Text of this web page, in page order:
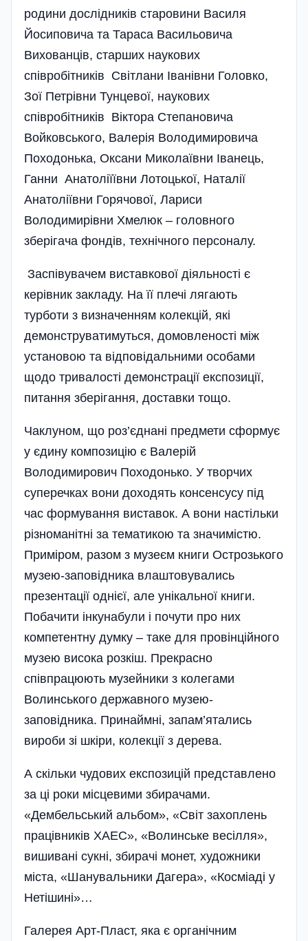
родини дослідників старовини Василя
Йосиповича та Тараса Васильовича
Вихованців, старших наукових
співробітників Світлани Іванівни Головко,
Зої Петрівни Тунцевої, наукових
співробітників Віктора Степановича
Войковського, Валерія Володимировича
Походонька, Оксани Миколаївни Іванець,
Ганни Анатоліїївни Лотоцької, Наталії
Анатоліївни Горячової, Лариси
Володимирівни Хмелюк – головного
зберігача фондів, технічного персоналу.
Заспівувачем виставкової діяльності є
керівник закладу. На її плечі лягають
турботи з визначенням колекцій, які
демонструватимуться, домовленості між
установою та відпові­дальними особами
щодо тривалості демонстрації експозиції,
питання зберігання, доставки тощо.
Чаклуном, що роз’єднані предмети сформує
у єдину композицію є Валерій
Володимирович Походонько. У творчих
суперечках вони доходять консенсусу під
час формування виставок. А вони настільки
різноманітні за тематикою та значимістю.
Приміром, разом з музеєм книги Острозького
музею-заповідника влаштовувались
презентації однієї, але унікальної книги.
Побачити інкунабули і почути про них
компетентну думку – таке для провінційного
музею висока розкіш. Прекрасно
співпрацюють музейники з колегами
Волинського державного музею-
заповідника. Принаймні, запам’ятались
вироби зі шкіри, колекції з дерева.
А скільки чудових експозицій представлено
за ці роки місцевими збирачами.
«Дембельський альбом», «Світ захоплень
працівників ХАЕС», «Волинське весілля»,
вишивані сукні, збирачі монет, художники
міста, «Шанувальники Дагера», «Косміаді у
Нетішині»…
Галерея Арт-Пласт, яка є органі­чним